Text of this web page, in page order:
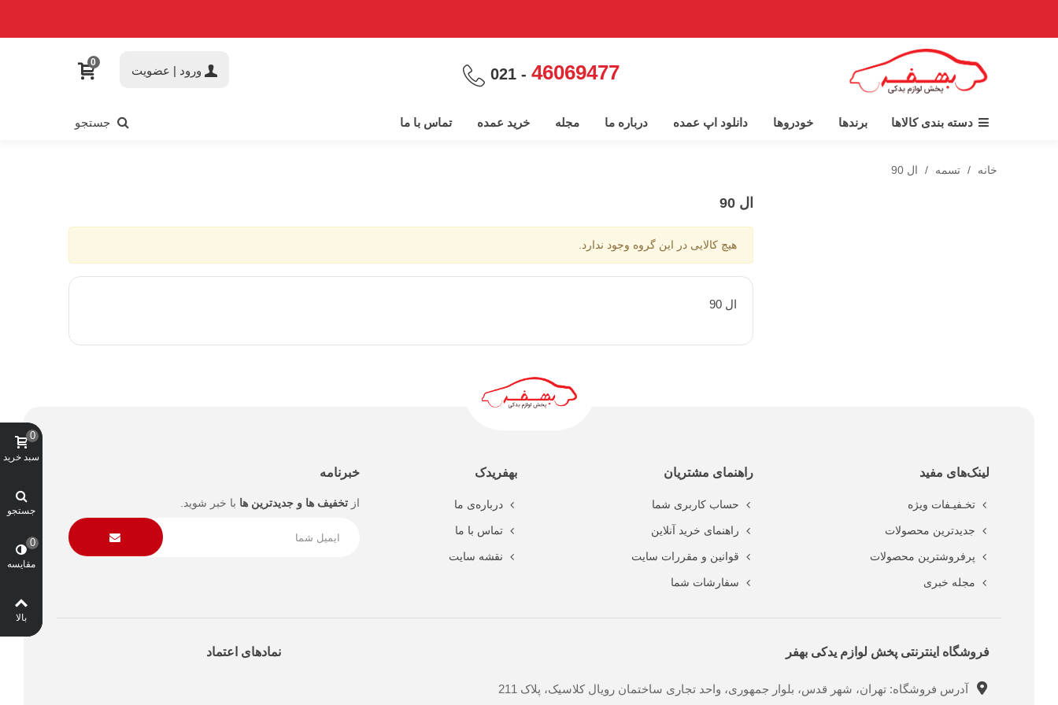
46069477
- 021 ورود | عضویت
0
دسته بندی کالاها برندها خودروها دانلود اپ عمده درباره ما مجله خرید عمده تماس با ما جستجو
خانه / تسمه / ال 90
ال 90
هیچ کالایی در این گروه وجود ندارد.
ال 90
لینک‌های مفید
تخـفیـفات ویژه
جدیدترین محصولات
پرفروشترین محصولات
مجله خبری
راهنمای مشتریان
حساب کاربری شما
راهنمای خرید آنلاین
قوانین و مقررات سایت
سفارشات شما
بهفریدک
درباره‌ی ما
تماس با ما
نقشه سایت
خبرنامه
از تخفیف ها و جدیدترین ها با خبر شوید.
فروشگاه اینترنتی پخش لوازم یدکی بهفر
آدرس فروشگاه: تهران، شهر قدس، بلوار جمهوری، واحد تجاری ساختمان رویال کلاسیک، پلاک 211
نمادهای اعتماد
سبد خرید
0
جستجو
مقایسه
0
بالا